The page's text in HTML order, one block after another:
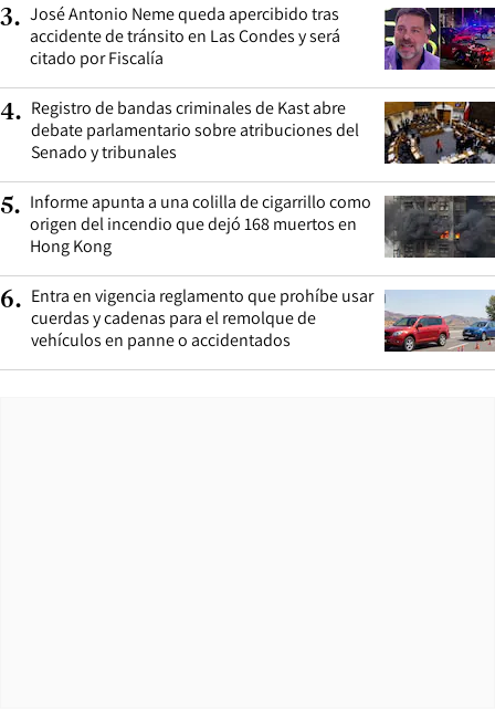
3. José Antonio Neme queda apercibido tras
accidente de tránsito en Las Condes y será
citado por Fiscalía
4. Registro de bandas criminales de Kast abre
debate parlamentario sobre atribuciones del
Senado y tribunales
5. Informe apunta a una colilla de cigarrillo como
origen del incendio que dejó 168 muertos en
Hong Kong
6. Entra en vigencia reglamento que prohíbe usar
cuerdas y cadenas para el remolque de
vehículos en panne o accidentados